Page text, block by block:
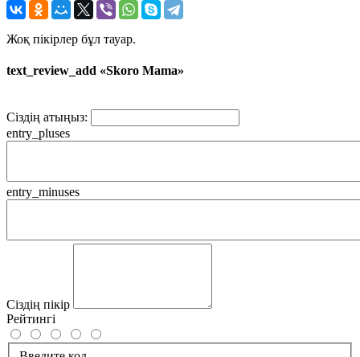
Жоқ пікірлер бұл тауар.
text_review_add «Skoro Mama»
Сіздің атыңыз:
entry_pluses
entry_minuses
Сіздің пікір
Рейтингі